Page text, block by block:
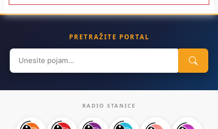
PRETRAŽITE PORTAL
Search
for:
RADIO STANICE